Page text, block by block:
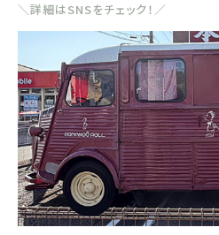
＼詳細はSNSをチェック！／